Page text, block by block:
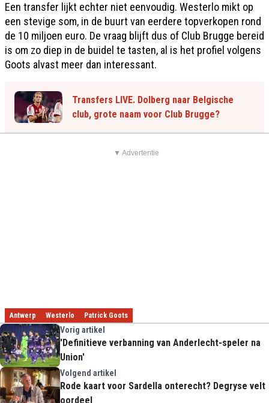
Een transfer lijkt echter niet eenvoudig. Westerlo mikt op
een stevige som, in de buurt van eerdere topverkopen rond
de 10 miljoen euro. De vraag blijft dus of Club Brugge bereid
is om zo diep in de buidel te tasten, al is het profiel volgens
Goots alvast meer dan interessant.
Transfers LIVE. Dolberg naar Belgische
club, grote naam voor Club Brugge?
▼ Advertentie
Antwerp Westerlo Patrick Goots
Vorig artikel
'Definitieve verbanning van Anderlecht-speler na
Union'
Volgend artikel
Rode kaart voor Sardella onterecht? Degryse velt
oordeel